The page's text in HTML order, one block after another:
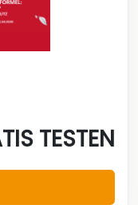
TESTEN